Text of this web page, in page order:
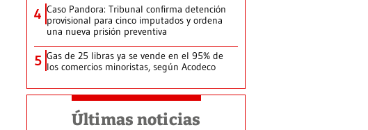
4 Caso Pandora: Tribunal confirma detención
provisional para cinco imputados y ordena
una nueva prisión preventiva
5 Gas de 25 libras ya se vende en el 95% de
los comercios minoristas, según Acodeco
Últimas noticias